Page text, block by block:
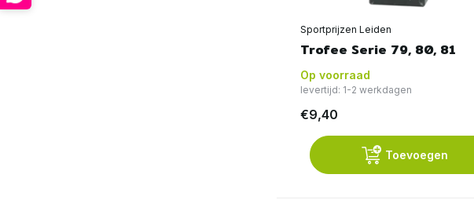
Sportprijzen Leiden
Trofee Serie 79, 80, 81
Op voorraad
levertijd: 1-2 werkdagen
€9,40
Toevoegen